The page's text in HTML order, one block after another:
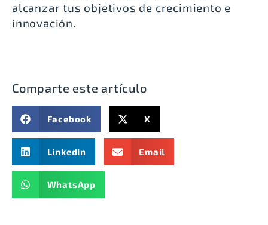
alcanzar tus objetivos de crecimiento e
innovación.
Comparte este artículo
Facebook X
LinkedIn Email
WhatsApp